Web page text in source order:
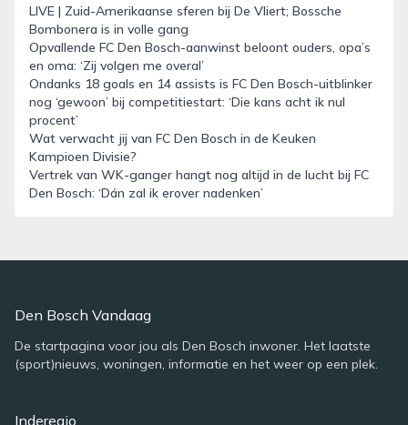
LIVE | Zuid-Amerikaanse sferen bij De Vliert; Bossche
Bombonera is in volle gang
Opvallende FC Den Bosch-aanwinst beloont ouders, opa’s
en oma: ‘Zij volgen me overal’
Ondanks 18 goals en 14 assists is FC Den Bosch-uitblinker
nog ‘gewoon’ bij competitiestart: ‘Die kans acht ik nul
procent’
Wat verwacht jij van FC Den Bosch in de Keuken
Kampioen Divisie?
Vertrek van WK-ganger hangt nog altijd in de lucht bij FC
Den Bosch: ‘Dán zal ik erover nadenken’
Den Bosch Vandaag
De startpagina voor jou als Den Bosch inwoner. Het laatste
(sport)nieuws, woningen, informatie en het weer op een plek.
Inderegio